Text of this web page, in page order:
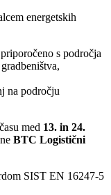
energetskih
s področja
na področju
med 13. in 24.
BTC Logistični
SIST EN 16247-5